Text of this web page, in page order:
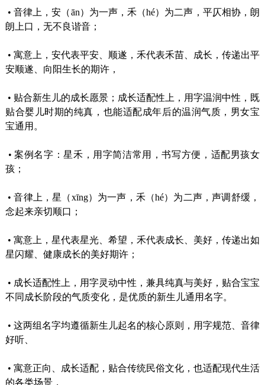
•音律上，安（ān）为一声，禾（hé）为二声，平仄相协，朗
朗上口，无不良谐音；
• 寓意上，安代表平安、顺遂，禾代表禾苗、成长，传递出平
安顺遂、向阳生长的期许，
• 贴合新生儿的成长愿景；成长适配性上，用字温润中性，既
贴合婴儿时期的纯真，也能适配成年后的温润气质，男女宝
宝通用。
•案例名字：星禾，用字简洁常用，书写方便，适配男孩女
孩；
•音律上，星（xīng）为一声，禾（hé）为二声，声调舒缓，
念起来亲切顺口；
• 寓意上，星代表星光、希望，禾代表成长、美好，传递出如
星闪耀、健康成长的美好期许；
• 成长适配性上，用字灵动中性，兼具纯真与美好，贴合宝宝
不同成长阶段的气质变化，是优质的新生儿通用名字。
• 这两组名字均遵循新生儿起名的核心原则，用字规范、音律
好听、
• 寓意正向、成长适配，贴合传统民俗文化，也适配现代生活
的各类场景，